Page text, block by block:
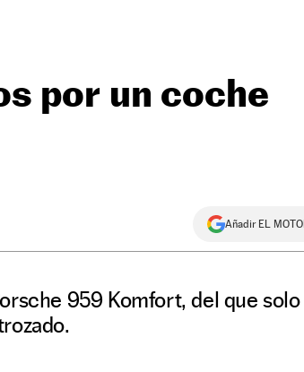
por un coche
Añadir EL
959 Komfort, del que solo